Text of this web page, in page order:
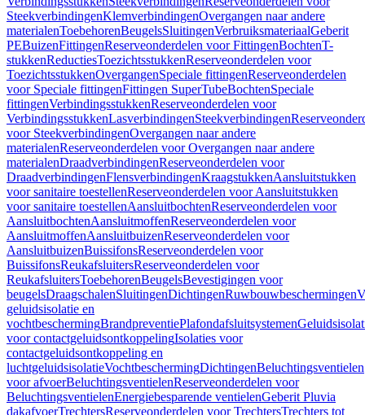
SteekverbindingenKlemverbindingenOvergangen naar andere
materialenToebehorenBeugelsSluitingenVerbruiksmateriaalGeberit
PEBuizenFittingenReserveonderdelen voor FittingenBochtenT-
stukkenReductiesToezichtsstukkenReserveonderdelen voor
ToezichtsstukkenOvergangenSpeciale fittingenReserveonderdelen
voor Speciale fittingenFittingen SuperTubeBochtenSpeciale
fittingenVerbindingsstukkenReserveonderdelen voor
VerbindingsstukkenLasverbindingenSteekverbindingen
voor SteekverbindingenOvergangen naar andere
materialenReserveonderdelen voor Overgangen naar andere
materialenDraadverbindingenReserveonderdelen voor
DraadverbindingenFlensverbindingenKraagstukkenAansluitstukken
voor sanitaire toestellenReserveonderdelen voor Aansluitstukken
voor sanitaire toestellenAansluitbochtenReserveonderdelen voor
AansluitbochtenAansluitmoffenReserveonderdelen voor
AansluitmoffenAansluitbuizenReserveonderdelen voor
AansluitbuizenBuissifonsReserveonderdelen voor
BuissifonsReukafsluitersReserveonderdelen voor
ReukafsluitersToebehorenBeugelsBevestigingen voor
beugelsDraagschalenSluitingenDichtingenRuwbouwbeschermingen
geluidsisolatie en
vochtbeschermingBrandpreventiePlafondafsluitsystemen
voor contactgeluidsontkoppelingIsolaties voor
contactgeluidsontkoppeling en
luchtgeluidsisolatieVochtbeschermingDichtingenBeluchtingsventielen
voor afvoerBeluchtingsventielenReserveonderdelen voor
BeluchtingsventielenEnergiebesparende ventielenGeberit Pluvia
dakafvoerTrechtersReserveonderdelen voor TrechtersTrechters tot